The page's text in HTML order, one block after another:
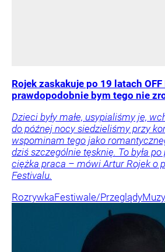
Rojek zaskakuje po 19 latach
prawdopodobnie bym tego nie
Dzieci były małe, usypialiśmy je,
do późnej nocy siedzieliśmy przy
wspominam tego jako
dziś szczególnie tęsknię. To była
ciężka praca – mówi Artur Rojek o
Festivalu.
RozrywkaFestiwale/Przeglądy